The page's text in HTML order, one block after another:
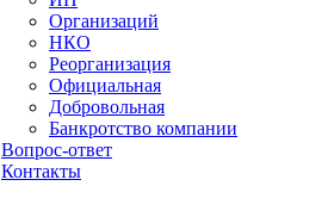
Организаций
НКО
Реорганизация
Официальная
Добровольная
Банкротство компании
Вопрос-ответ
Контакты